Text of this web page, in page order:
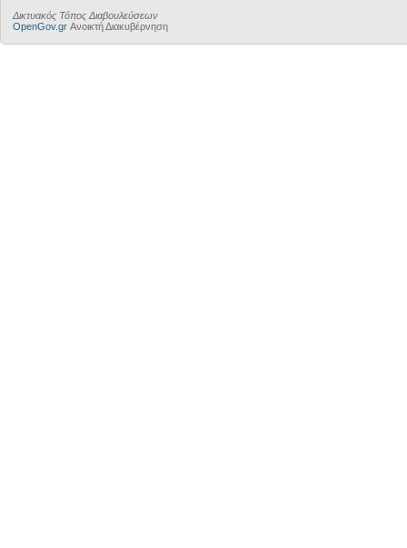
Δικτυακός Τόπος Διαβουλεύσεων
OpenGov.gr Ανοικτή Διακυβέρνηση